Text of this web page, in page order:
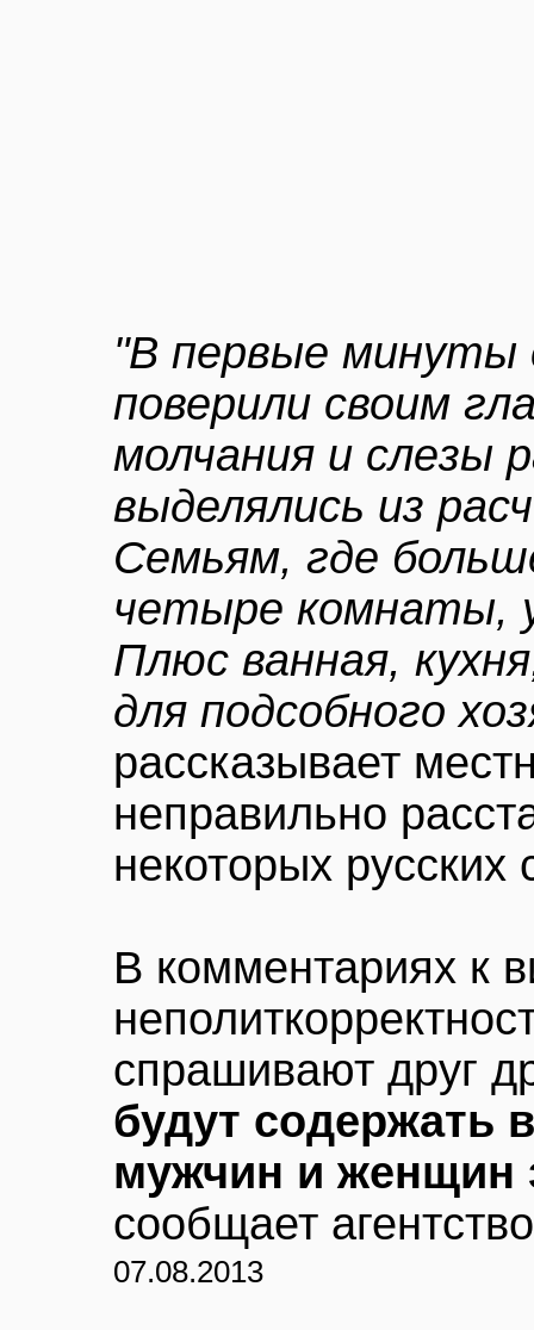
"В первые минуты
поверили своим
молчания и слезы
выделялись из
Семьям, где
четыре комнаты,
Плюс ванная,
для подсобного
рассказывает
неправильно
некоторых русских
В комментариях к
спрашивают друг
будут содержать
мужчин и женщин
сообщает
07.08.2013